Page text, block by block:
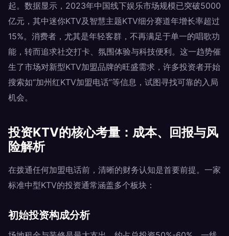
起。数据显示，2023年中国线下娱乐市场规模已突破5000
亿元，其中迷你KTV及智慧主题KTV细分赛道年增长率超过
15%。消费者，尤其是年轻客群，不再满足于单一的唱歌功
能，转而追求社交打卡、氛围体验与科技便利。这一趋势催
生了市场对新型KTV加盟品牌的旺盛需求，许多投资者开始
搜索如“加州红KTV加盟电话”等信息，试图寻找可靠的入局
机会。
投资KTV的核心考量：成本、回报与风
险解析
在拨通任何加盟电话前，清晰的财务认知是首要前提。一家
标准中型KTV的投资通常涵盖多个板块：
初始投资构成分析